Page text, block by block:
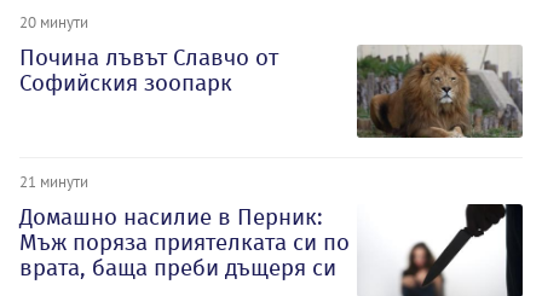
20 минути
Почина лъвът Славчо от
Софийския зоопарк
21 минути
Домашно насилие в Перник:
Мъж поряза приятелката си по
врата, баща преби дъщеря си